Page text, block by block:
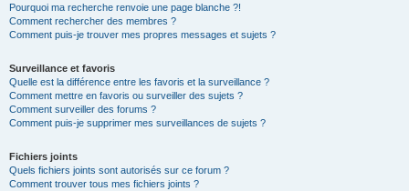
Pourquoi ma recherche renvoie une page blanche ?!
Comment rechercher des membres ?
Comment puis-je trouver mes propres messages et sujets ?
Surveillance et favoris
Quelle est la différence entre les favoris et la surveillance ?
Comment mettre en favoris ou surveiller des sujets ?
Comment surveiller des forums ?
Comment puis-je supprimer mes surveillances de sujets ?
Fichiers joints
Quels fichiers joints sont autorisés sur ce forum ?
Comment trouver tous mes fichiers joints ?